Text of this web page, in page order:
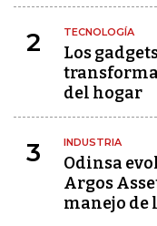
2 TECNOLOGÍA
Los
del hogar
3 INDUSTRIA
Odinsa
Argos
manejo de